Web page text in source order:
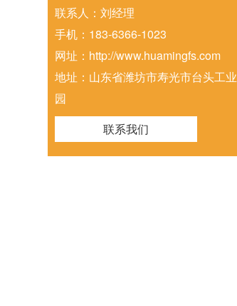
联系人：刘经理
手机：183-6366-1023
网址：http://www.huamingfs.com
地址：山东省潍坊市寿光市台头工业
园
联系我们